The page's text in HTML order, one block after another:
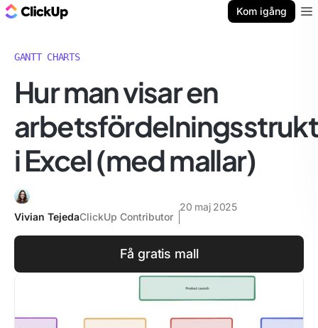
Kom igång
GANTT CHARTS
Hur man visar en
i Excel (med mallar)
Vivian TejedaClickUp Contributor
20 maj 2025
Få gratis mall